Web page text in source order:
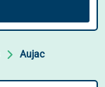
Aujac